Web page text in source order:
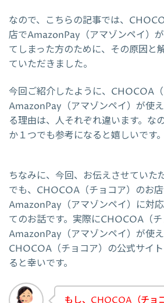
なので、こちらの記事では、
店でAmazonPay（アマゾンペイ）
てしまった方のために、その原因と
ていただきました。
今回ご紹介したように、CHOCOA
AmazonPay（アマゾンペイ）が使
る理由は、人それぞれ違います。な
か１つでも参考になると嬉しいです。
ちなみに、今回、お伝えさせていた
でも、CHOCOA（チョコア）のお店
AmazonPay（アマゾンペイ）に対
てのお話です。実際にCHOCOA（
AmazonPay（アマゾンペイ）が使
CHOCOA（チョコア）の公式サイ
ると幸いです。